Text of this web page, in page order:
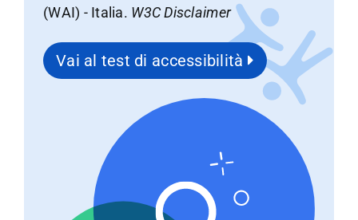
(WAI) - Italia. W3C Disclaimer
Vai al test di accessibilità